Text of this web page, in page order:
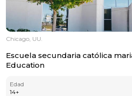
Chicago, UU.
Escuela secundaria católica
Education
Edad
14+